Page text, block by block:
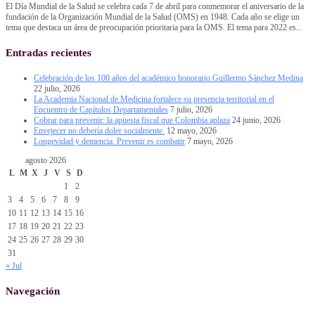
El Día Mundial de la Salud se celebra cada 7 de abril para conmemorar el aniversario de la
fundación de la Organización Mundial de la Salud (OMS) en 1948. Cada año se elige un
tema que destaca un área de preocupación prioritaria para la OMS. El tema para 2022 es...
Entradas recientes
Celebración de los 100 años del académico honorario Guillermo Sánchez Medina
22 julio, 2026
La Academia Nacional de Medicina fortalece su presencia territorial en el
Encuentro de Capítulos Departamentales 7 julio, 2026
Cobrar para prevenir: la apuesta fiscal que Colombia aplaza 24 junio, 2026
Envejecer no debería doler socialmente. 12 mayo, 2026
Longevidad y demencia. Prevenir es combatir 7 mayo, 2026
agosto 2026
L M X J V S
D
1
2
3
4 5 6 7 8
9
10 11 12 13 14 15 16
17 18 19 20 21 22 23
24 25 26 27 28 29 30
31
« Jul
Navegación